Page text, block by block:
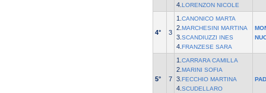
4. LORENZON NICOLE
4° 3
1. CANONICO MARTA
2. MARCHESINI MARTINA
3. SCANDIUZZI INES
4. FRANZESE SARA
5° 7
1. CARRARA CAMILLA
2. MARINI SOFIA
3. FECCHIO MARTINA
4. SCUDELLARO